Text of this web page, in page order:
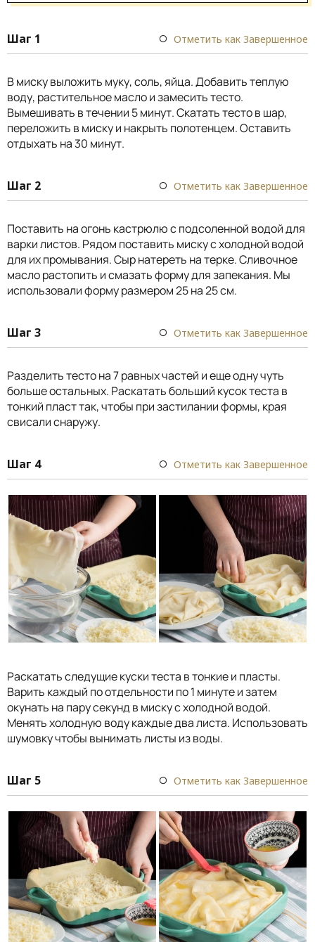
Шаг 1 Отметить как Завершенное
В миску выложить муку, соль, яйца. Добавить теплую
воду, растительное масло и замесить тесто.
Вымешивать в течении 5 минут. Скатать тесто в шар,
переложить в миску и накрыть полотенцем. Оставить
отдыхать на 30 минут.
Шаг 2 Отметить как Завершенное
Поставить на огонь кастрюлю с подсоленной водой для
варки листов. Рядом поставить миску с холодной водой
для их промывания. Сыр натереть на терке. Сливочное
масло растопить и смазать форму для запекания. Мы
использовали форму размером 25 на 25 см.
Шаг 3 Отметить как Завершенное
Разделить тесто на 7 равных частей и еще одну чуть
больше остальных. Раскатать больший кусок теста в
тонкий пласт так, чтобы при застилании формы, края
свисали снаружу.
Шаг 4 Отметить как Завершенное
Раскатать следущие куски теста в тонкие и пласты.
Варить каждый по отдельности по 1 минуте и затем
окунать на пару секунд в миску с холодной водой.
Менять холодную воду каждые два листа. Использовать
шумовку чтобы вынимать листы из воды.
Шаг 5 Отметить как Завершенное